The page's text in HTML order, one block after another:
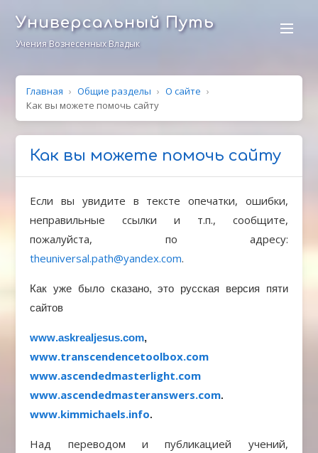
Универсальный Путь
Учения Вознесенных Владык
Главная › Общие разделы › О сайте ›
Как вы можете помочь сайту
Как вы можете помочь сайту
Если вы увидите в тексте опечатки, ошибки,
неправильные ссылки и т.п., сообщите,
пожалуйста, по адресу:
theuniversal.path@yandex.com.
Как уже было сказано, это русская версия пяти
сайтов
www.askrealjesus.com,
www.transcendencetoolbox.com
www.ascendedmasterlight.com
www.ascendedmasteranswers.com.
www.kimmichaels.info.
Над переводом и публикацией учений,